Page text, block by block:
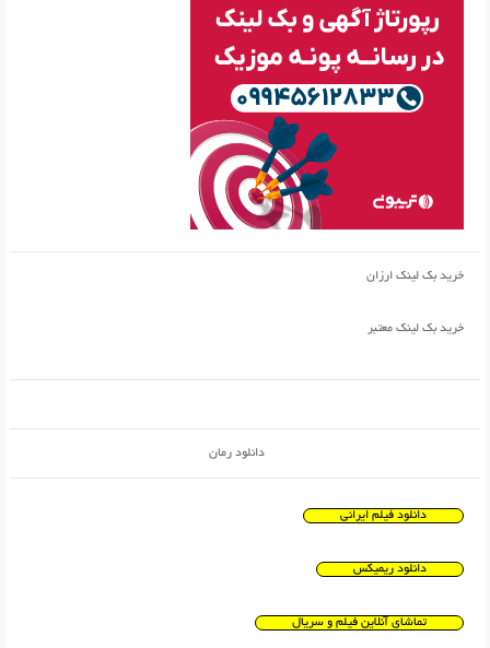
خرید بک لینک ارزان
خرید بک لینک معتبر
دانلود رمان
دانلود فیلم ایرانی
دانلود ریمیکس
تماشای آنلاین فیلم و سریال